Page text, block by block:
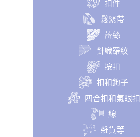
扣件
鬆緊帶
蕾絲
針織羅紋
按扣
扣和鉤子
四合扣和氣眼扣
線
雜貨等